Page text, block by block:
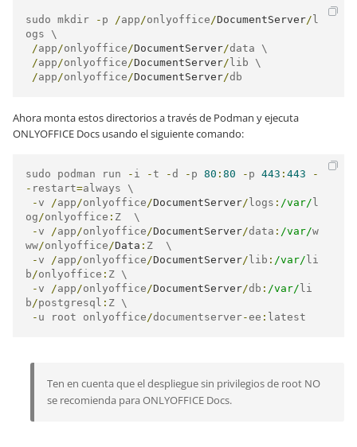
sudo mkdir - p /app/onlyoffice/DocumentServer/ l
ogs \
/app/onlyoffice/DocumentServer/data \
/app/onlyoffice/DocumentServer/ lib \
/app/onlyoffice/DocumentServer/db
Ahora monta estos directorios a través de Podman y ejecuta
ONLYOFFICE Docs usando el siguiente comando:
sudo podman run - i -t -d - p 80 : 80 - p 443 : 443
-
- restart=always \
-v /app/onlyoffice/DocumentServer/ logs : /var/ l
og/onlyoffice : Z  \
-v /app/onlyoffice/DocumentServer/data : /var/w
ww/onlyoffice/Data : Z  \
-v /app/onlyoffice/DocumentServer/ lib : /var/ li
b/onlyoffice : Z \
-v /app/onlyoffice/DocumentServer/db : /var/ li
b/postgresql : Z \
- u root onlyoffice/documentserver-ee : latest
Ten en cuenta que el despliegue sin privilegios de root NO
se recomienda para ONLYOFFICE Docs.